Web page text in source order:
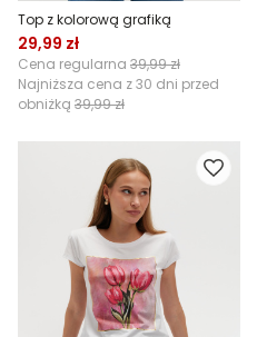
Top z kolorową grafiką
29,99 zł
Cena regularna 39,99 zł
Najniższa cena z 30 dni przed
obniżką 39,99 zł